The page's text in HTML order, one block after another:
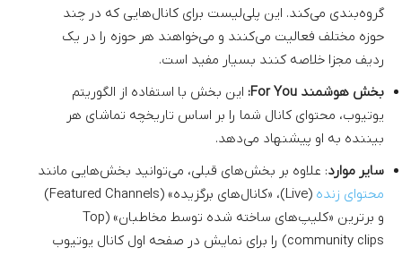
گروه‌بندی می‌کند. این پلی‌لیست برای کانال‌هایی که در چند
حوزه مختلف فعالیت می‌کنند و می‌خواهند هر حوزه را در یک
ردیف مجزا خلاصه کنند بسیار مفید است.
بخش هوشمند For You:
این بخش با استفاده از الگوریتم
یوتیوب، محتوای کانال شما را بر اساس تاریخچه تماشای هر
بیننده به او پیشنهاد می‌دهد.
سایر موارد: علاوه بر بخش‌های قبلی، می‌توانید بخش‌هایی مانند
محتوای زنده
(Live)، «کانال‌های برگزیده» (Featured Channels)
و برترین «کلیپ‌های ساخته شده توسط مخاطبان» (Top
community clips) را برای نمایش در صفحه اول کانال یوتیوب